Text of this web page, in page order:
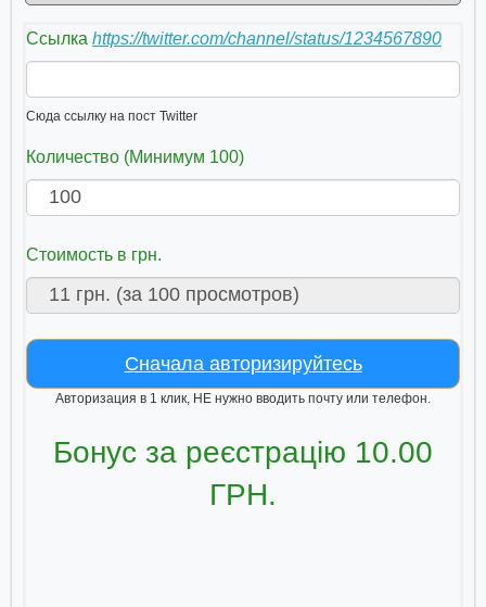
Ссылка https://twitter.com/channel/status/1234567890
Сюда ссылку на пост Twitter
Количество (Минимум 100)
Стоимость в грн.
Сначала авторизируйтесь
Авторизация в 1 клик, НЕ нужно вводить почту или телефон.
Бонус за реєстрацію 10.00
ГРН.